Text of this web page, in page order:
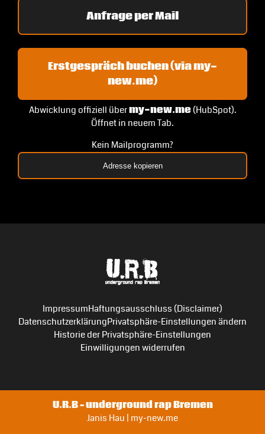
Anfrage per Mail
Erstgespräch buchen (via my-
new.me)
Abwicklung offiziell übermy-new.me(HubSpot).
Öffnet in neuem Tab.
Kein Mailprogramm?
Adresse kopieren
ImpressumHaftungsausschluss (Disclaimer)
DatenschutzerklärungPrivatsphäre-Einstellungen ändern
Historie der Privatsphäre-Einstellungen
Einwilligungen widerrufen
U.R.B – underground rap Bremen
Janis Hau | my-new.me